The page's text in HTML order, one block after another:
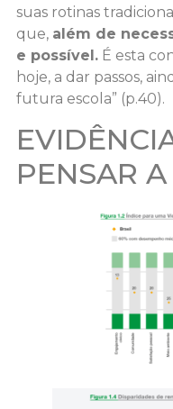
suas rotinas
que, além de
e possível.É esta
hoje, a dar passos,
futura escola” (p.40).
PENSAR